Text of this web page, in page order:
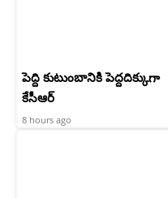
పెద్ది కుటుంబానికి పెద్దదిక్కుగా
కేసీఆర్
8 hours ago